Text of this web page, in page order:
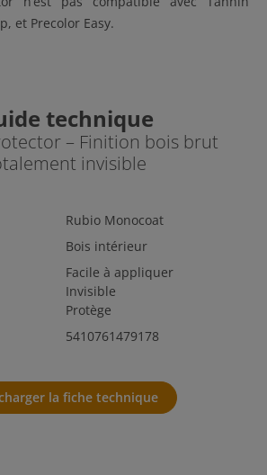
et Precolor Easy.
technique
– Finition bois brut
invisible
Rubio Monocoat
Bois intérieur
Facile à appliquer
Invisible
Protège
5410761479178
la fiche technique